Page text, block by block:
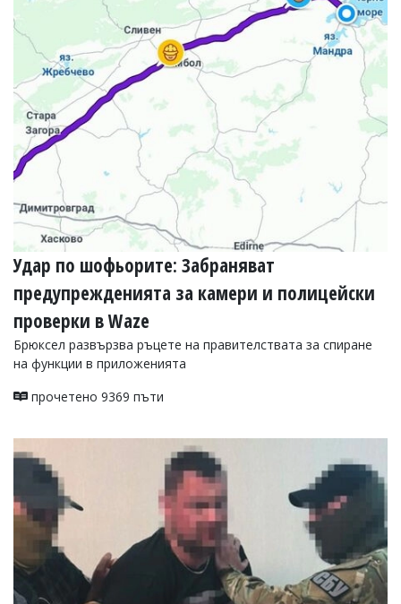
Удар по шофьорите: Забраняват
предупрежденията за камери и полицейски
проверки в Waze
Брюксел развързва ръцете на правителствата за спиране
на функции в приложенията
прочетено 9369 пъти